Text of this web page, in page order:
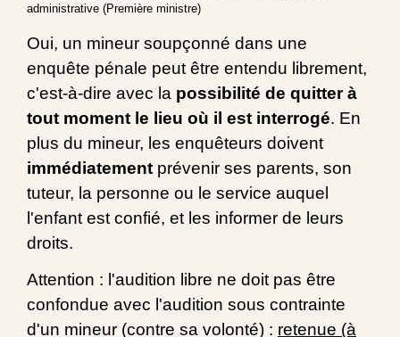
administrative (Première ministre)
Oui, un mineur soupçonné dans une
enquête pénale peut être entendu librement,
c'est-à-dire avec la possibilité de quitter à
tout moment le lieu où il est interrogé. En
plus du mineur, les enquêteurs doivent
immédiatement prévenir ses parents, son
tuteur, la personne ou le service auquel
l'enfant est confié, et les informer de leurs
droits.
Attention : l'audition libre ne doit pas être
confondue avec l'audition sous contrainte
d'un mineur (contre sa volonté) : retenue (à